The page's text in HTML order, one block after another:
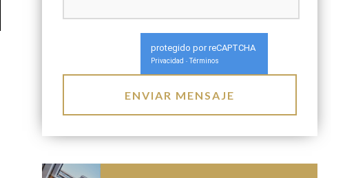
protegido por reCAPTCHA
Privacidad - Términos